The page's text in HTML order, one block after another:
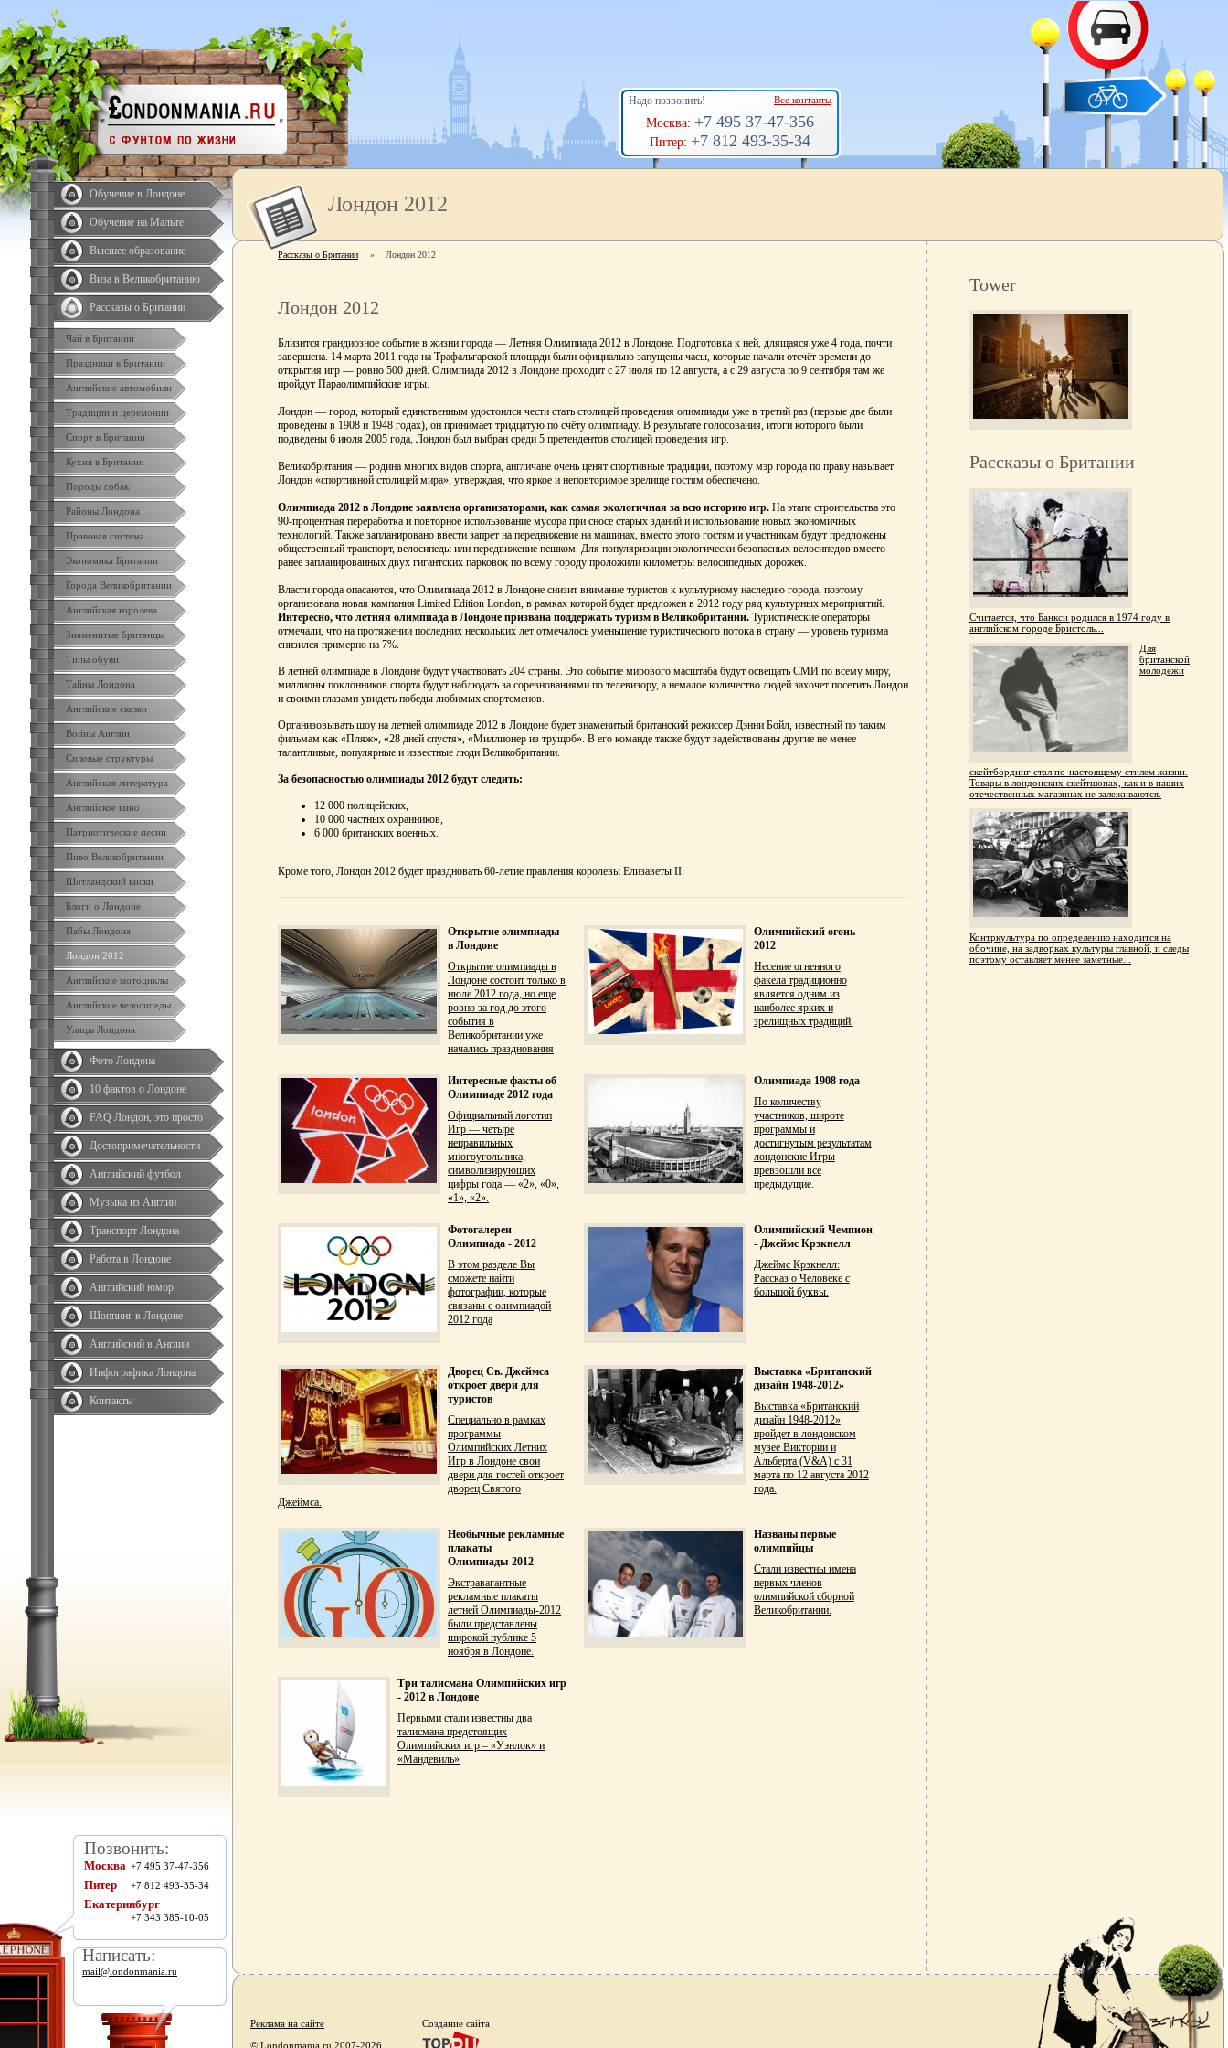
Обучение в Лондоне
Обучение на Мальте
Высшее образование
Виза в Великобританию
Рассказы о Британии
Чай в Британии
Праздники в Британии
Английские автомобили
Традиции и церемонии
Спорт в Британии
Кухня в Британии
Породы собак
Районы Лондона
Правовая система
Экономика Британии
Города Великобритании
Английская королева
Знаменитые британцы
Типы обуви
Тайны Лондона
Английские сказки
Войны Англии
Силовые структуры
Английская литература
Английское кино
Патриотические песни
Пиво Великобритании
Шотландский виски
Блоги о Лондоне
Пабы Лондона
Лондон 2012
Английские мотоциклы
Английские велосипеды
Улицы Лондона
Фото Лондона
10 фактов о Лондоне
FAQ Лондон, это просто
Достопримечательности
Английский футбол
Музыка из Англии
Транспорт Лондона
Работа в Лондоне
Английский юмор
Шоппинг в Лондоне
Английский в Англии
Инфографика Лондона
Контакты
Надо позвонить! Все контакты
Москва: +7 495 37-47-356
Питер: +7 812 493-35-34
Лондон 2012
Рассказы о Британии » Лондон 2012
Лондон 2012
Близится грандиозное событие в жизни города — Летняя Олимпиада 2012 в Лондоне. Подготовка к ней, длящаяся уже 4 года, почти
завершена. 14 марта 2011 года на Трафальгарской площади были официально запущены часы, которые начали отсчёт времени до
открытия игр — ровно 500 дней. Олимпиада 2012 в Лондоне проходит с 27 июля по 12 августа, а с 29 августа по 9 сентября там же
пройдут Параолимпийские игры.
Лондон — город, который единственным удостоился чести стать столицей проведения олимпиады уже в третий раз (первые две были
проведены в 1908 и 1948 годах), он принимает тридцатую по счёту олимпиаду. В результате голосования, итоги которого были
подведены 6 июля 2005 года, Лондон был выбран среди 5 претендентов столицей проведения игр.
Великобритания — родина многих видов спорта, англичане очень ценят спортивные традиции, поэтому мэр города по праву называет
Лондон «спортивной столицей мира», утверждая, что яркое и неповторимое зрелище гостям обеспечено.
Олимпиада 2012 в Лондоне заявлена организаторами, как самая экологичная за всю историю игр. На этапе строительства это
90-процентная переработка и повторное использование мусора при сносе старых зданий и использование новых экономичных
технологий. Также запланировано ввести запрет на передвижение на машинах, вместо этого гостям и участникам будут предложены
общественный транспорт, велосипеды или передвижение пешком. Для популяризации экологически безопасных велосипедов вместо
ранее запланированных двух гигантских парковок по всему городу проложили километры велосипедных дорожек.
Власти города опасаются, что Олимпиада 2012 в Лондоне снизит внимание туристов к культурному наследию города, поэтому
организована новая кампания Limited Edition London, в рамках которой будет предложен в 2012 году ряд культурных мероприятий.
Интересно, что летняя олимпиада в Лондоне призвана поддержать туризм в Великобритании. Туристические операторы
отмечали, что на протяжении последних нескольких лет отмечалось уменьшение туристического потока в страну — уровень туризма
снизился примерно на 7%.
В летней олимпиаде в Лондоне будут участвовать 204 страны. Это событие мирового масштаба будут освещать СМИ по всему миру,
миллионы поклонников спорта будут наблюдать за соревнованиями по телевизору, а немалое количество людей захочет посетить Лондон
и своими глазами увидеть победы любимых спортсменов.
Организовывать шоу на летней олимпиаде 2012 в Лондоне будет знаменитый британский режиссер Дэнни Бойл, известный по таким
фильмам как «Пляж», «28 дней спустя», «Миллионер из трущоб». В его команде также будут задействованы другие не менее
талантливые, популярные и известные люди Великобритании.
За безопасностью олимпиады 2012 будут следить:
12 000 полицейских,
10 000 частных охранников,
6 000 британских военных.
Кроме того, Лондон 2012 будет праздновать 60-летие правления королевы Елизаветы II.
Открытие олимпиады
в Лондоне
Открытие олимпиады в
Лондоне состоит только в
июле 2012 года, но еще
ровно за год до этого
события в
Великобритании уже
начались празднования
Олимпийский огонь
2012
Несение огненного
факела традиционно
является одним из
наиболее ярких и
зрелищных традиций.
Интересные факты об
Олимпиаде 2012 года
Официальный логотип
Игр — четыре
неправильных
многоугольника,
символизирующих
цифры года — «2», «0»,
«1», «2».
Олимпиада 1908 года
По количеству
участников, широте
программы и
достигнутым результатам
лондонские Игры
превзошли все
предыдущие.
Фотогалереи
Олимпиада - 2012
В этом разделе Вы
сможете найти
фотографии, которые
связаны с олимпиадой
2012 года
Олимпийский Чемпион
- Джеймс Крэкнелл
Джеймс Крэкнелл:
Рассказ о Человеке с
большой буквы.
Дворец Св. Джеймса
откроет двери для
туристов
Специально в рамках
программы
Олимпийских Летних
Игр в Лондоне свои
двери для гостей откроет
дворец Святого
Джеймса.
Выставка «Британский
дизайн 1948-2012»
Выставка «Британский
дизайн 1948-2012»
пройдет в лондонском
музее Виктории и
Альберта (V&A) с 31
марта по 12 августа 2012
года.
Необычные рекламные
плакаты
Олимпиады-2012
Экстравагантные
рекламные плакаты
летней Олимпиады-2012
были представлены
широкой публике 5
ноября в Лондоне.
Названы первые
олимпийцы
Стали известны имена
первых членов
олимпийской сборной
Великобритании.
Три талисмана Олимпийских игр
- 2012 в Лондоне
Первыми стали известны два
талисмана предстоящих
Олимпийских игр – «Уэнлок» и
«Мандевиль»
Tower
Рассказы о Британии
Считается, что Банкси родился в 1974 году в
английском городе Бристоль...
Для
британской
молодежи
скейтбординг стал по-настоящему стилем жизни.
Товары в лондонских скейтшопах, как и в наших
отечественных магазинах не залеживаются.
Контркультура по определению находится на
обочине, на задворках культуры главной, и следы
поэтому оставляет менее заметные...
Позвонить:
Москва +7 495 37-47-356
Питер +7 812 493-35-34
Екатеринбург
+7 343 385-10-05
Написать:
mail@londonmania.ru
Реклама на сайте
© Londonmania.ru 2007-2026
Создание сайта